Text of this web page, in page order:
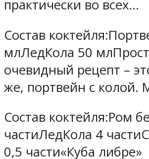
практически во всех…
Состав
млЛедКола 50
очевидный рецепт –
же, портвейн с
Состав коктейля:Ром
частиЛедКола 4
0,5 части«Куба либре»